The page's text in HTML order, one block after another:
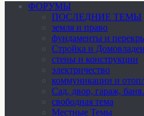
ФОРУМЫ
ПОСЛЕДНИЕ ТЕМЫ
земля и право
фундаменты и
Стройка и
стены и конструкции
электричество
коммуникации и
Cад, двор, гараж,
свободная тема
Местные Темы